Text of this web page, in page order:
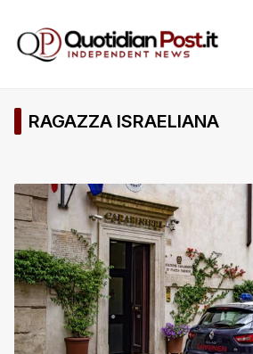
RAGAZZA ISRAELIANA